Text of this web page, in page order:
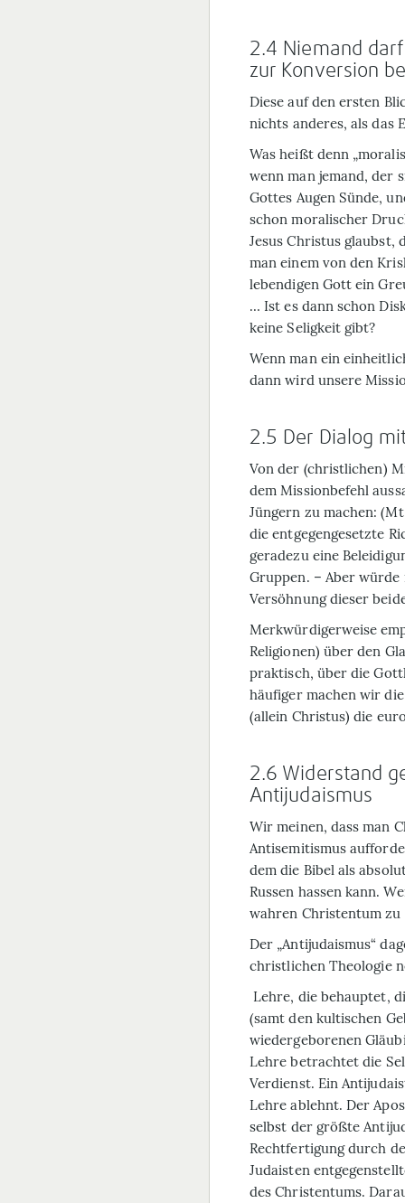
2.4 Niemand
zur Konversion
Diese auf den ersten
nichts anderes, als das
Was heißt denn
wenn man jemand, der
Gottes Augen Sünde,
schon moralischer
Jesus Christus glaubst,
man einem von den
lebendigen Gott ein
… Ist es dann schon
keine Seligkeit gibt?
Wenn man ein
dann wird unsere
2.5 Der Dialog
Von der (christlichen)
dem Missionbefehl
Jüngern zu machen:
die entgegengesetzte
geradezu eine
Gruppen. – Aber würde
Versöhnung dieser
Merkwürdigerweise
Religionen) über den
praktisch, über die
häufiger machen wir
(allein Christus) die
2.6 Widerstand
Antijudaismus
Wir meinen, dass man
Antisemitismus
dem die Bibel als
Russen hassen kann.
wahren Christentum zu
Der „Antijudaismus“
christlichen Theologie
Lehre, die behauptet,
(samt den kultischen
wiedergeborenen
Lehre betrachtet die
Verdienst. Ein
Lehre ablehnt. Der
selbst der größte
Rechtfertigung durch
Judaisten
des Christentums.